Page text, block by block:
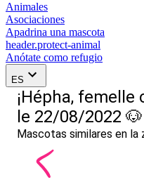
Animales
Asociaciones
Apadrina una mascota
header.protect-animal
Anótate como refugio
ES
¡Hépha, femelle
le 22/08/2022
Mascotas similares en la